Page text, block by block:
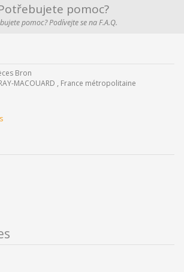
pomoc?
pomoc? Podívejte se na F.A.Q.
Bron
MACOUARD , France métropolitaine